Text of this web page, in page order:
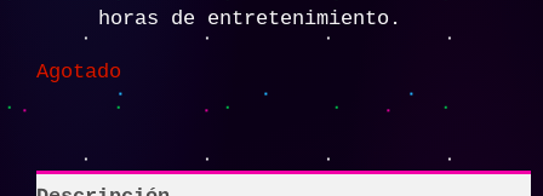
horas de entretenimiento.
Agotado